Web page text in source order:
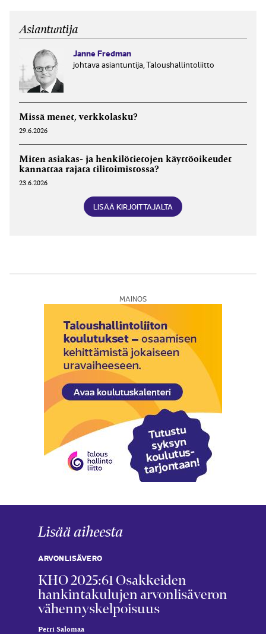
Asiantuntija
Janne Fredman
johtava asiantuntija, Taloushallintoliitto
Missä menet, verkkolasku?
29.6.2026
Miten asiakas- ja henkilötietojen käyttöoikeudet
kannattaa rajata tilitoimistossa?
23.6.2026
LISÄÄ KIRJOITTAJALTA
MAINOS
Lisää aiheesta
ARVONLISÄVERO
KHO 2025:61 Osakkeiden
hankintakulujen arvonlisäveron
vähennyskelpoisuus
Petri Salomaa